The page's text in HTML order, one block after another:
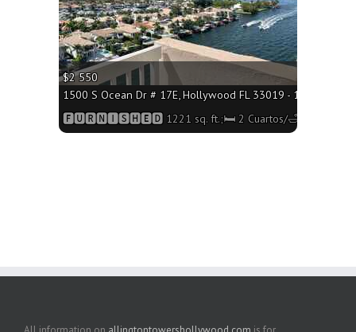
$2 550
1500 S Ocean Dr # 17E, Hollywood FL 33019 - 1221 sq.
🅵🆄🆁🅽🅸🆂🅷🅴🅳 1221 sq. ft.;🛏 2 Cuartos/🛁2 Baños